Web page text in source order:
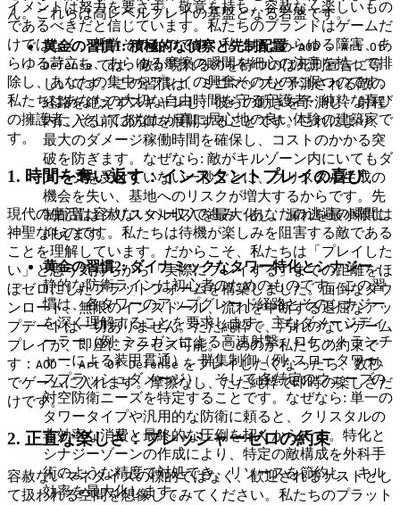
ん。これらは高レベルプレイの基盤となる岩盤です。
黄金の習慣1: 積極的な偵察と先制配置-AOD - Art Of
Defense では、敵が現れるのを待つのは死刑宣告に等
しいです。この習慣は、ミニマップと予測される敵の
経路を絶えずスキャンし、彼らの動きを予測し、射程
内に入る前に防御を展開することです。これにより、
最大のダメージ稼働時間を確保し、コストのかかる突
破を防ぎます。なぜなら: 敵がキルゾーン内にいてもダ
メージを受けていない一秒ごとに、クリスタル生成の
機会を失い、基地へのリスクが増大するからです。先
制配置はクリスタル収入を最大化し、漏れを最小限に
抑えます。
黄金の習慣2: ダイナミックなタワー特化とシナジー-
静的な防衛ラインは初心者のためのものです。この習
慣は、各タワーのアップグレード経路とそのシナジー
を深く理解することを要求します。主なダメージディ
ーラー（例: ミニガンによる高速射撃、ロケットランチ
ャーによる装甲貫通）、群集制御（例: スロータワー、
スプラッシュダメージ）、そして各特定のウェーブの
対空防衛ニーズを特定することです。なぜなら: 単一の
タワータイプや汎用的な防衛に頼ると、クリスタルの
非効率な消費と最終的な圧倒を招くからです。特化と
シナジーゾーンの作成により、特定の敵構成を外科手
術のような精度で対処でき、リソースを節約し、キル
効率を最大化します。
イメントは努力を要さず、敬意を持ち、容赦なく楽しいもの
であるべきだと信じています。私たちのブランドはゲームだ
けではなく、哲学そのものです：私たちはあらゆる障害、あ
らゆる苛立ち、あらゆる摩擦の瞬間を細心の注意を払って排
除し、あなたの集中をプレイの興奮そのものに保つのです。
私たちはあなたの大切な自由時間を守る守護者、純粋な喜び
の擁護者、そしてあなたが真に居心地の良い体験の建築家で
す。
1. 時間を奪い返す：インスタントプレイの喜び
現代の生活は容赦ないペースで進み、あなたの逃避の瞬間は
神聖なものです。私たちは待機が楽しみを阻害する敵である
ことを理解しています。だからこそ、私たちは「プレイした
い」と思う気持ちから「実際にプレイする」までの距離をほ
ぼゼロにしたプラットフォームを構築しました。面倒なダウ
ンロード、無限のインストール、流れを中断する退屈なアッ
プデートは一切ありません。ただ純粋で、汚れのないゲーム
プレイが、即座にアクセス可能。こののが私たちの約束で
す： AOD - Art Of Defense をプレイしたくなったら、数秒
でゲームに入れます。摩擦なし、ただ純粋で即時の楽しさだ
けです。
2. 正直な楽しさ：プレッシャーゼロの約束
容赦ないマネタイズの標的ではなく、歓迎されるゲストとし
て扱われる空間を想像してみてください。私たちのプラット